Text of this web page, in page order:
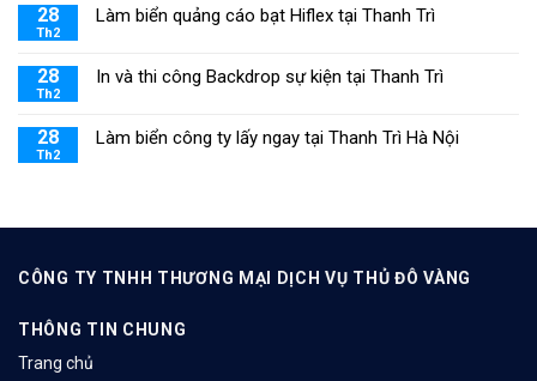
28
Th2
Làm biển quảng cáo bạt Hiflex tại Thanh Trì
28
Th2
In và thi công Backdrop sự kiện tại Thanh Trì
28
Th2
Làm biển công ty lấy ngay tại Thanh Trì Hà Nội
CÔNG TY TNHH THƯƠNG MẠI DỊCH VỤ THỦ ĐÔ VÀNG
THÔNG TIN CHUNG
Trang chủ